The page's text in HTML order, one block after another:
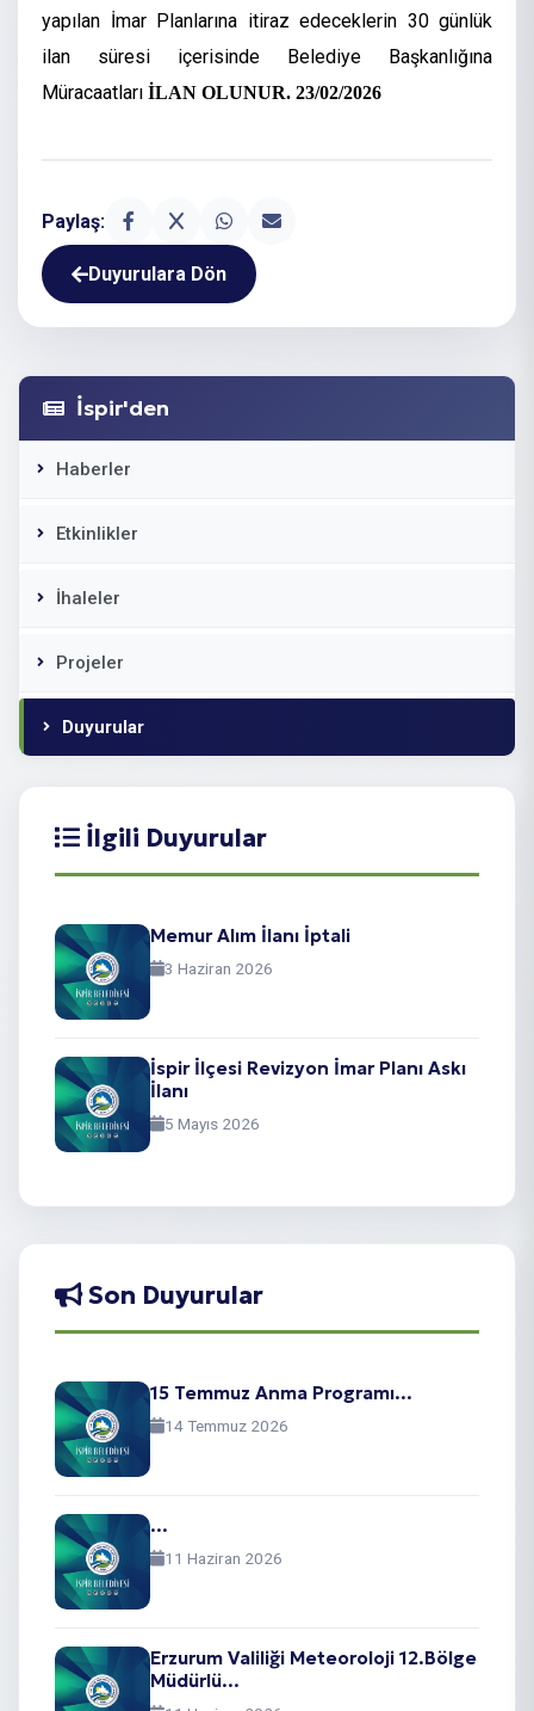
yapılan İmar Planlarına itiraz edeceklerin 30 günlük
ilan süresi içerisinde Belediye Başkanlığına
Müracaatları İLAN OLUNUR. 23/02/2026
Paylaş:
Duyurulara Dön
İspir'den
Haberler
Etkinlikler
İhaleler
Projeler
Duyurular
İlgili Duyurular
Memur Alım İlanı İptali
3 Haziran 2026
İspir İlçesi Revizyon İmar Planı Askı
İlanı
5 Mayıs 2026
Son Duyurular
15 Temmuz Anma Programı...
14 Temmuz 2026
...
11 Haziran 2026
Erzurum Valiliği Meteoroloji 12.Bölge
Müdürlü...